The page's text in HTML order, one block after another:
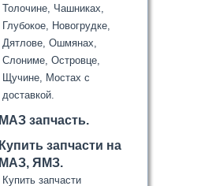
Толочине, Чашниках,
Глубокое, Новогрудке,
Дятлове, Ошмянах,
Слониме, Островце,
Щучине, Мостах с
доставкой.
МАЗ запчасть.
Купить запчасти на
МАЗ, ЯМЗ.
Купить запчасти